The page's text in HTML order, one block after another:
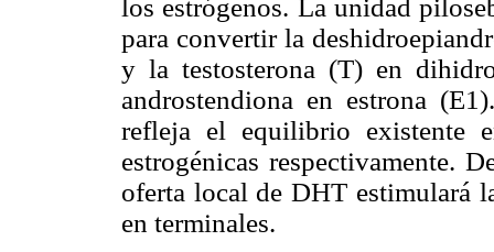
los estrógenos. La unidad
para convertir la
y la testosterona (T) en
androstendiona en estrona
refleja el equilibrio existente
estrogénicas respectivamente.
oferta local de DHT estimulará
en terminales.